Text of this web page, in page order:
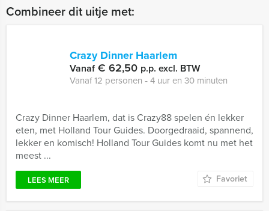
Combineer dit uitje met:
Crazy Dinner Haarlem
Vanaf€ 62,50 p.p. excl. BTW
Vanaf 12 personen ‐ 4 uur en 30 minuten
Crazy Dinner Haarlem, dat is Crazy88 spelen én lekker
eten, met Holland Tour Guides. Doorgedraaid, spannend,
lekker en komisch! Holland Tour Guides komt nu met het
meest ...
LEES MEER Favoriet